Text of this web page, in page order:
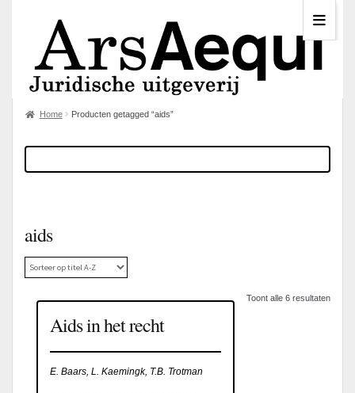
Home Producten getagged “aids”
aids
Toont alle 6 resultaten
Aids in het recht
E. Baars, L. Kaemingk, T.B. Trotman